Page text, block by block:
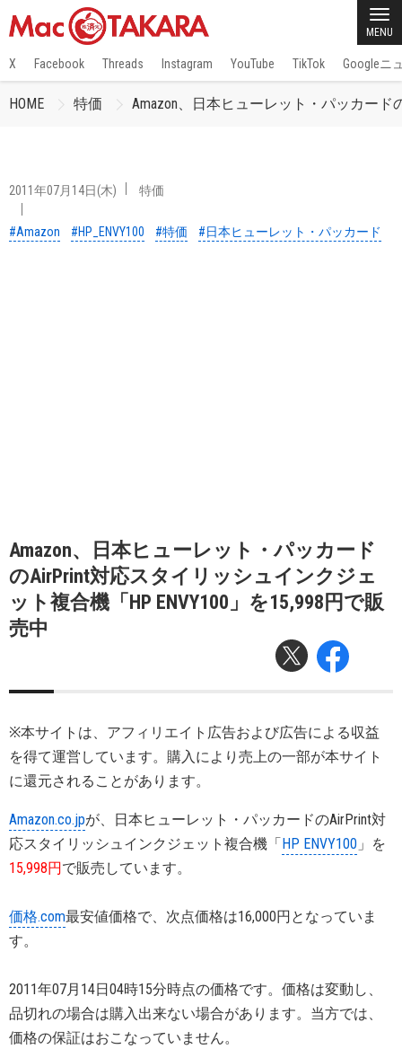
MENU
X Facebook Threads Instagram YouTube TikTok Googleニ
HOME 特価 Amazon、日本ヒューレット・パッカード
2011年07月14日(木) 特価
#Amazon #HP_ENVY100 #特価 #日本ヒューレット・パッカード
Amazon、日本ヒューレット・パッカード
のAirPrint対応スタイリッシュインクジェ
ット複合機「HP ENVY100」を15,998円で販
売中
※本サイトは、アフィリエイト広告および広告による収益
を得て運営しています。購入により売上の一部が本サイト
に還元されることがあります。
Amazon.co.jpが、日本ヒューレット・パッカードのAirPrint対
応スタイリッシュインクジェット複合機「HP ENVY100 」を
15,998円で販売しています。
価格.com最安値価格で、次点価格は16,000円となっていま
す。
2011年07月14日04時15分時点の価格です。価格は変動し、
品切れの場合は購入出来ない場合があります。当方では、
価格の保証はおこなっていません。